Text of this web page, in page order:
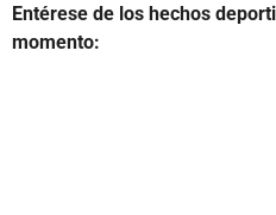
Entérese de los hechos
momento: